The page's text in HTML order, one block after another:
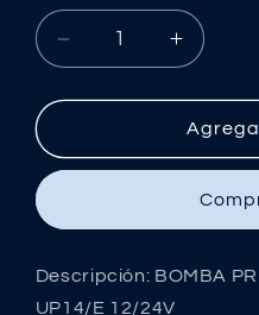
Reducir
cantidad
para
PRESION
12/24V
cantidad
para
BOMBA
UP14/E
12/24V
Descripción: BOMBA
UP14/E 12/24V